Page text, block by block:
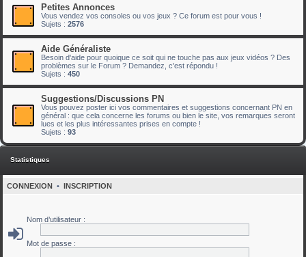
Petites Annonces
Vous vendez vos consoles ou vos jeux ? Ce forum est pour vous !
Sujets : 2576
Aide Généraliste
Besoin d'aide pour quoique ce soit qui ne touche pas aux jeux vidéos ? Des
problèmes sur le Forum ? Demandez, c'est répondu !
Sujets : 450
Suggestions/Discussions PN
Vous pouvez poster ici vos commentaires et suggestions concernant PN en
général : que cela concerne les forums ou bien le site, vos remarques seront
lues et les plus intéressantes prises en compte !
Sujets : 93
Statistiques
CONNEXION • INSCRIPTION
Nom d’utilisateur :
Mot de passe :